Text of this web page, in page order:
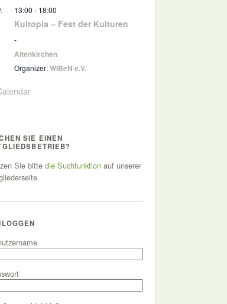
13:00 - 18:00
Kultopia – Fest der Kulturen
-
Altenkirchen
Organizer:WIBeN e.V.
SIE EINEN
Sie bittedie Suchfunktion auf unserer